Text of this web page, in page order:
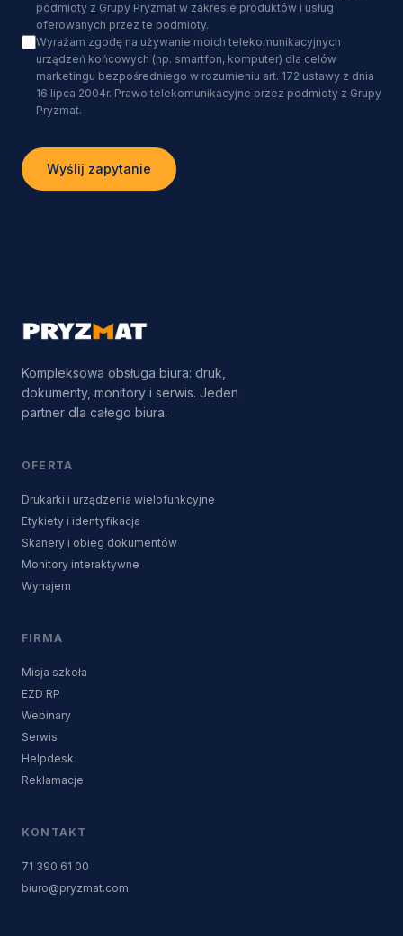
podmioty z Grupy Pryzmat w zakresie produktów i usług
oferowanych przez te podmioty.
Wyrażam zgodę na używanie moich telekomunikacyjnych
urządzeń końcowych (np. smartfon, komputer) dla celów
marketingu bezpośredniego w rozumieniu art. 172 ustawy z dnia
16 lipca 2004r. Prawo telekomunikacyjne przez podmioty z Grupy
Pryzmat.
Wyślij zapytanie
Kompleksowa obsługa biura: druk,
dokumenty, monitory i serwis. Jeden
partner dla całego biura.
OFERTA
Drukarki i urządzenia wielofunkcyjne
Etykiety i identyfikacja
Skanery i obieg dokumentów
Monitory interaktywne
Wynajem
FIRMA
Misja szkoła
EZD RP
Webinary
Serwis
Helpdesk
Reklamacje
KONTAKT
71 390 61 00
biuro@pryzmat.com